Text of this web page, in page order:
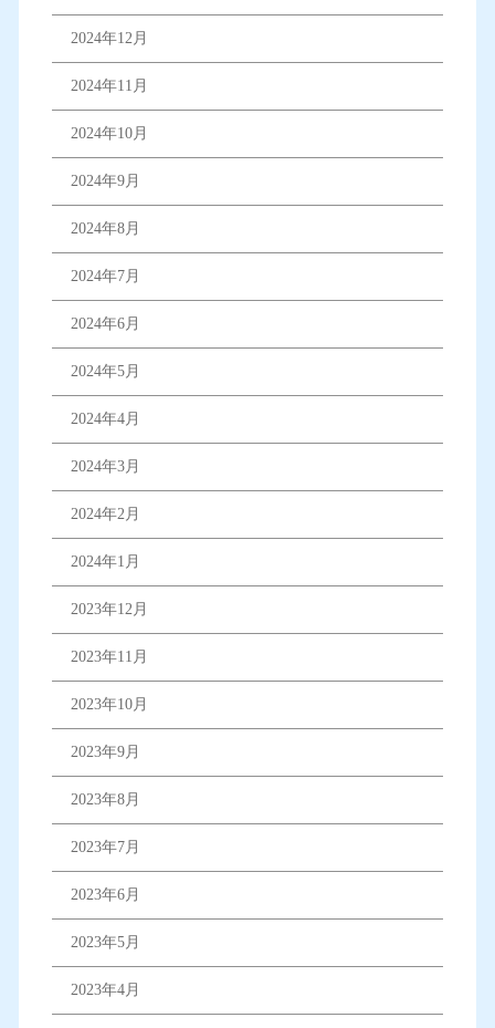
2024年12月
2024年11月
2024年10月
2024年9月
2024年8月
2024年7月
2024年6月
2024年5月
2024年4月
2024年3月
2024年2月
2024年1月
2023年12月
2023年11月
2023年10月
2023年9月
2023年8月
2023年7月
2023年6月
2023年5月
2023年4月